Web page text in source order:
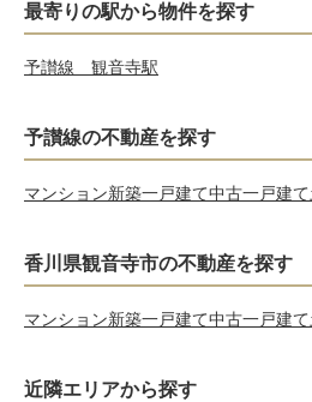
最寄りの駅から物件を探す
予讃線 観音寺駅
予讃線の不動産を探す
マンション新築一戸建て中古一戸建て
香川県観音寺市の不動産を探す
マンション新築一戸建て中古一戸建て
近隣エリアから探す